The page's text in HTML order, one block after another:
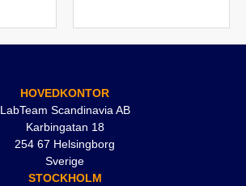
HOVEDKONTOR
LabTeam Scandinavia AB
Karbingatan 18
254 67 Helsingborg
Sverige
STOCKHOLM